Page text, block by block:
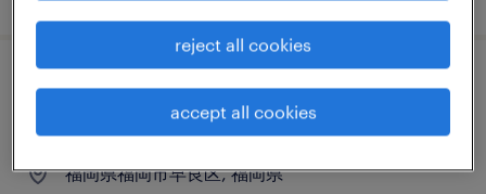
流通・サービス系のテレオペ・テレマーケ
ティング・コールセンター
福岡県福岡市早良区, 福岡県
reject all cookies
accept all cookies